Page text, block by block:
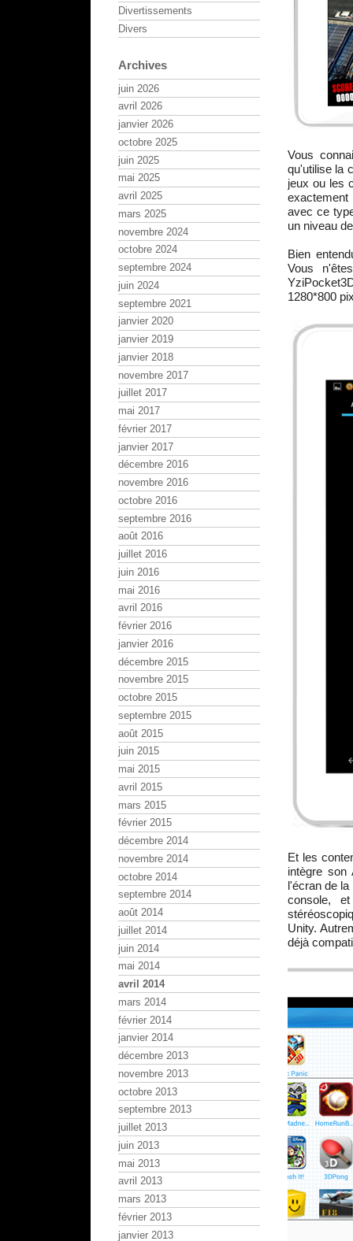
Vous
qu'utilise la
jeux ou les
exactement
avec ce
un niveau
Bien
Vous
1280*800
Et les
intègre son
l'écran de
console,
Unity.
déjà
Divertissements
Divers
Archives
juin 2026
avril 2026
janvier 2026
octobre 2025
juin 2025
mai 2025
avril 2025
mars 2025
novembre 2024
octobre 2024
septembre 2024
juin 2024
septembre 2021
janvier 2020
janvier 2019
janvier 2018
novembre 2017
juillet 2017
mai 2017
février 2017
janvier 2017
décembre 2016
novembre 2016
octobre 2016
septembre 2016
août 2016
juillet 2016
juin 2016
mai 2016
avril 2016
février 2016
janvier 2016
décembre 2015
novembre 2015
octobre 2015
septembre 2015
août 2015
juin 2015
mai 2015
avril 2015
mars 2015
février 2015
décembre 2014
novembre 2014
octobre 2014
septembre 2014
août 2014
juillet 2014
juin 2014
mai 2014
avril 2014
mars 2014
février 2014
janvier 2014
décembre 2013
novembre 2013
octobre 2013
septembre 2013
juillet 2013
juin 2013
mai 2013
avril 2013
mars 2013
février 2013
janvier 2013